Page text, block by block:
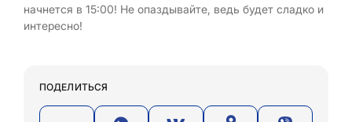
начнется в 15:00! Не опаздывайте, ведь будет сладко и
интересно!
ПОДЕЛИТЬСЯ